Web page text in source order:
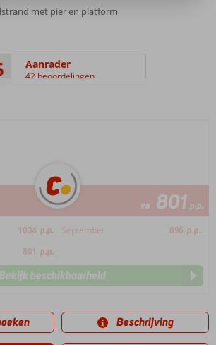
met pier en platform
Aanrader
42 beoordelingen
va 801 p.p.
1034 p.p. September 896 p.p.
801 p.p.
Bekijk beschikbaarheid
Beschrijving